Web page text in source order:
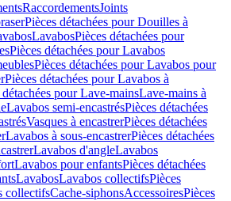
RaccordementsJoints
Pièces détachées pour Douilles à
LavabosPièces détachées pour
Pièces détachées pour Lavabos
Pièces détachées pour Lavabos pour
Pièces détachées pour Lavabos à
détachées pour Lave-mainsLave-mains à
Lavabos semi-encastrésPièces détachées
Vasques à encastrerPièces détachées
Lavabos à sous-encastrerPièces détachées
Lavabos d'angleLavabos
Lavabos pour enfantsPièces détachées
LavabosLavabos collectifsPièces
collectifsCache-siphonsAccessoiresPièces